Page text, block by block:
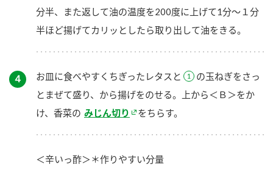
分半、また返して油の温度を200度に上げて1分～１分
半ほど揚げてカリッとしたら取り出して油をきる。
４ お皿に食べやすくちぎったレタスと
の玉ねぎをさっ
とまぜて盛り、から揚げをのせる。上から＜Ｂ＞をか
け、香菜の みじん切り をちらす。
＜辛いっ酢＞＊作りやすい分量